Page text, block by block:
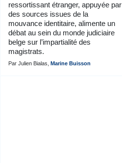
ressortissant étranger, appuyée par
des sources issues de la
mouvance identitaire, alimente un
débat au sein du monde judiciaire
belge sur l’impartialité des
magistrats.
Par Julien Bialas, Marine Buisson